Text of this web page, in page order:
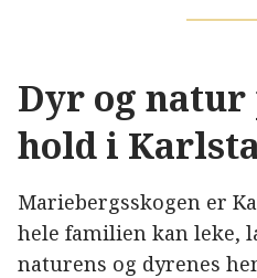
Dyr og
hold i
Mariebergsskogen er
hele familien kan leke,
naturens og dyrenes